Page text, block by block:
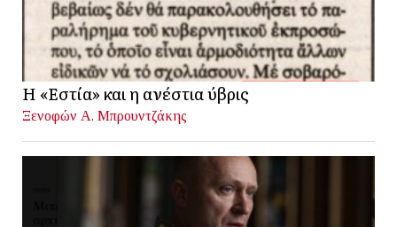
Η «Εστία» και η ανέστια ύβρις
Ξενοφών Α. Μπρουντζάκης